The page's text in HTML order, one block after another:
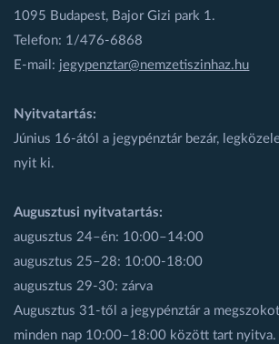
1095 Budapest, Bajor Gizi park 1.
Telefon: 1/476-6868
E-mail: jegypenztar@nemzetiszinhaz.hu
Nyitvatartás:
Június 16-ától a jegypénztár bezár,
nyit ki.
Augusztusi nyitvatartás:
augusztus 24–én: 10:00–14:00
augusztus 25–28: 10:00-18:00
augusztus 29-30: zárva
Augusztus 31-től a jegypénztár a
minden nap 10:00–18:00 között tart nyitva.